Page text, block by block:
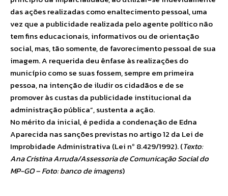
das ações realizadas como enaltecimento pessoal, uma
vez que a publicidade realizada pelo agente político não
tem fins educacionais, informativos ou de orientação
social, mas, tão somente, de favorecimento pessoal de sua
imagem. A requerida deu ênfase às realizações do
município como se suas fossem, sempre em primeira
pessoa, na intenção de iludir os cidadãos e de se
promover às custas da publicidade institucional da
administração pública”, sustenta a ação.
No mérito da inicial, é pedida a condenação de Edna
Aparecida nas sanções previstas no artigo 12 da Lei de
Improbidade Administrativa (Lei nº 8.429/1992). (Texto:
Ana Cristina Arruda/Assessoria de Comunicação Social do
MP-GO – Foto: banco de imagens)